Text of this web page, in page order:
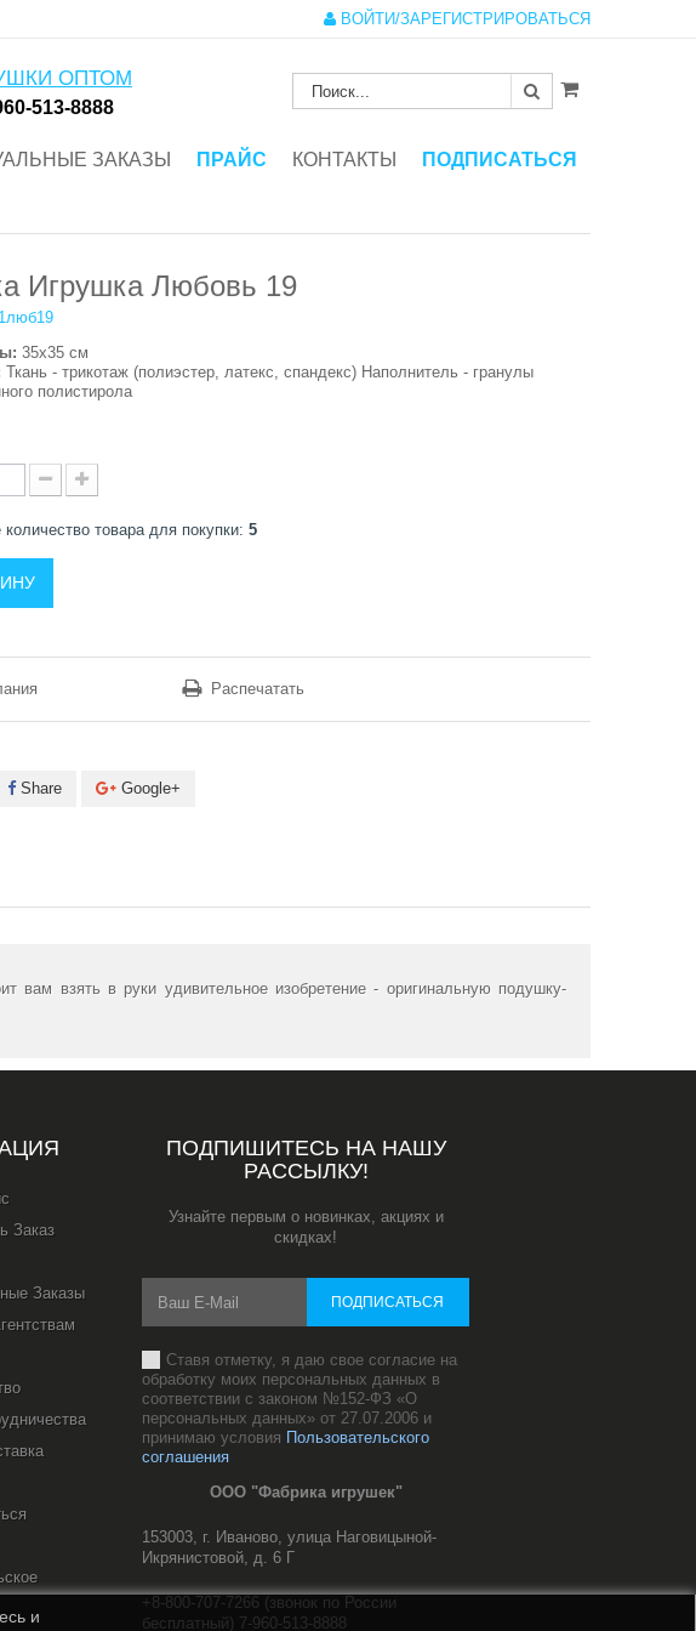
ВОЙТИ/ЗАРЕГИСТРИРОВАТЬСЯ
ОПТОМ
513-8888
ЗАКАЗЫ ПРАЙС КОНТАКТЫ ПОДПИСАТЬСЯ
Игрушка Любовь 19
35х35 см
Ткань - трикотаж (полиэстер, латекс, спандекс) Наполнитель - гранулы
полистирола
товара для покупки: 5
Распечатать
Share Google+
вам взять в руки удивительное изобретение - оригинальную подушку-
Заказ
Заказы
ПОДПИШИТЕСЬ НА НАШУ
РАССЫЛКУ!
Узнайте первым о новинках, акциях и
скидках!
Ставя отметку, я даю свое согласие на
обработку моих персональных данных в
соответствии с законом №152-ФЗ «О
персональных данных» от 27.07.2006 и
принимаю условия Пользовательского
соглашения
ПОДПИСАТЬСЯ
ООО "Фабрика игрушек"
153003, г. Иваново, улица Наговицыной-
Икрянистовой, д. 6 Г
+8-800-707-7266 (звонок по России
бесплатный) 7-960-513-8888
и